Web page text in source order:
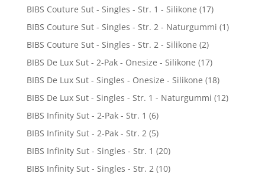
BIBS Couture Sut - Singles - Str. 1 - Silikone (17)
BIBS Couture Sut - Singles - Str. 2 - Naturgummi (1)
BIBS Couture Sut - Singles - Str. 2 - Silikone (2)
BIBS De Lux Sut - 2-Pak - Onesize - Silikone (17)
BIBS De Lux Sut - Singles - Onesize - Silikone (18)
BIBS De Lux Sut - Singles - Str. 1 - Naturgummi (12)
BIBS Infinity Sut - 2-Pak - Str. 1 (6)
BIBS Infinity Sut - 2-Pak - Str. 2 (5)
BIBS Infinity Sut - Singles - Str. 1 (20)
BIBS Infinity Sut - Singles - Str. 2 (10)